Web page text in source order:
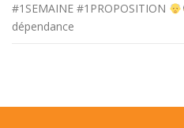
#1SEMAINE #1PROPOSITION
dépendance